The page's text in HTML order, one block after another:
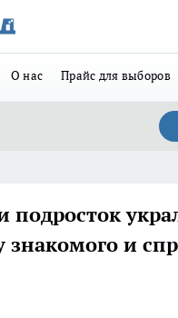
О нас Прайс для выборов
подросток
знакомого и